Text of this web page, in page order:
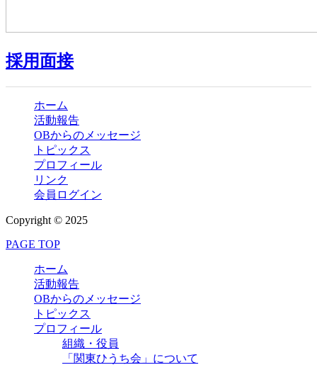
採用面接
ホーム
活動報告
OBからのメッセージ
トピックス
プロフィール
リンク
会員ログイン
Copyright © 2025
PAGE TOP
ホーム
活動報告
OBからのメッセージ
トピックス
プロフィール
組織・役員
「関東ひうち会」について